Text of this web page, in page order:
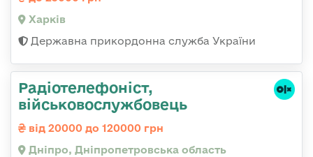
Харків
Державна прикордонна служба України
Радіотелефоніст,
військовослужбовець
від 20000 до 120000 грн
Дніпро, Дніпропетровська область